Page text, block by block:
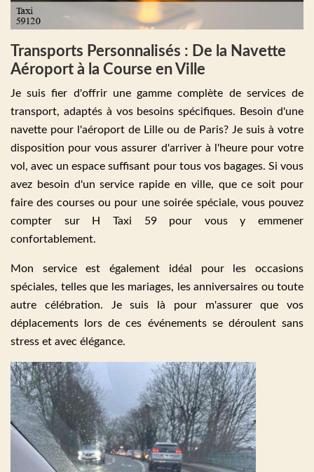
Transports Personnalisés : De la Navette
Aéroport à la Course en Ville
Je suis fier d'offrir une gamme complète de services de
transport, adaptés à vos besoins spécifiques. Besoin d'une
navette pour l'aéroport de Lille ou de Paris? Je suis à votre
disposition pour vous assurer d'arriver à l'heure pour votre
vol, avec un espace suffisant pour tous vos bagages. Si vous
avez besoin d'un service rapide en ville, que ce soit pour
faire des courses ou pour une soirée spéciale, vous pouvez
compter sur H Taxi 59 pour vous y emmener
confortablement.
Mon service est également idéal pour les occasions
spéciales, telles que les mariages, les anniversaires ou toute
autre célébration. Je suis là pour m'assurer que vos
déplacements lors de ces événements se déroulent sans
stress et avec élégance.